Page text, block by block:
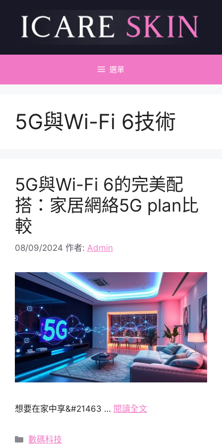
內
選單
5G與Wi-Fi 6技術
5G與Wi-Fi 6的完美配
搭：家居網絡5G plan比
較
08/09/2024 作者: Admin
想要在家中享&#21463 … 閱讀全文
分
數碼科技